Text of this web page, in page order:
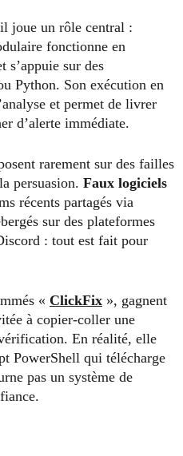
joue un rôle central :
fonctionne en
s’appuie sur des
Python. Son exécution en
et permet de livrer
d’alerte immédiate.
rarement sur des failles
persuasion. Faux logiciels
récents partagés via
sur des plateformes
: tout est fait pour
« ClickFix », gagnent
à copier-coller une
En réalité, elle
PowerShell qui télécharge
pas un système de